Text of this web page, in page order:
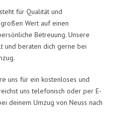
für Qualität und
Wert auf einen
Betreuung. Unsere
und beraten dich gerne bei
uns für ein kostenloses und
uns telefonisch oder per E-
deinem Umzug von Neuss nach